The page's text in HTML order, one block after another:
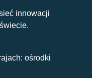
innowacji
ośrodki